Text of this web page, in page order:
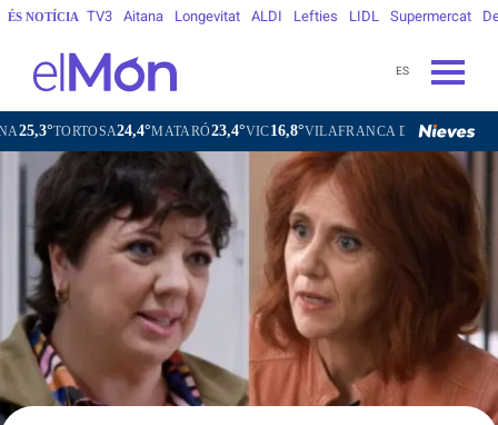
ÉS NOTÍCIA TV3 Aitana Longevitat ALDI Lefties LIDL Supermercat
ES
24,4°MATARÓ23,4°VIC16,8°VILAFRANCA DEL PENEDÈS20,9°